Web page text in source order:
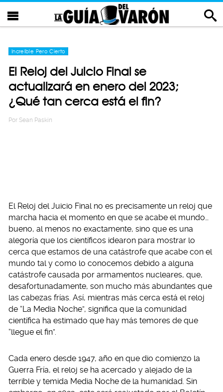
Increíble Pero Cierto
El Reloj del Juicio Final se
actualizará en enero del 2023;
¿Qué tan cerca está el fin?
Por Sean Paskin
El Reloj del Juicio Final no es precisamente un reloj que
marcha hacia el momento en que se acabe el mundo…
bueno, al menos no exactamente, sino que es una
alegoría que los científicos idearon para mostrar lo
cerca que estamos de una catástrofe que acabe con el
mundo tal y como lo conocemos debido a alguna
catástrofe causada por armamentos nucleares, que,
desafortunadamente, son mucho más abundantes que
las cabezas frías. Así, mientras más cerca está el reloj
de “La Media Noche”, significa que la comunidad
científica ha estimado que hay más temores de que
“llegue el fin”.
Cada enero desde 1947, año en que dio comienzo la
Guerra Fría, el reloj se ha acercado y alejado de la
terrible y temida Media Noche de la humanidad. Sin